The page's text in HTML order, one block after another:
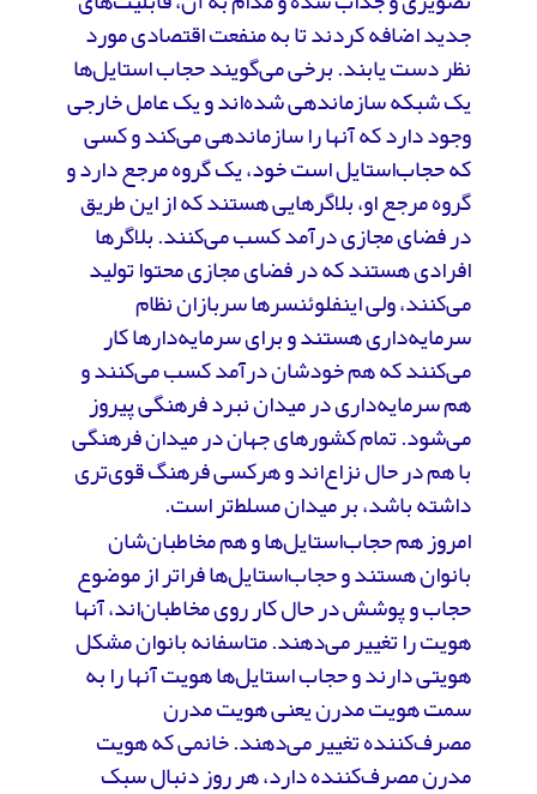
جدید اضافه کردند تا به منفعت اقتصادی مورد
نظر دست یابند. برخی می‌گویند حجاب استایل‌ها
یک شبکه سازماندهی شده‌اند و یک عامل خارجی
وجود دارد که آنها را سازماندهی می‌کند و کسی
که حجاب‌استایل است خود، یک گروه مرجع دارد و
گروه مرجع او، بلاگرهایی هستند که از این طریق
در فضای مجازی درآمد کسب می‌کنند. بلاگرها
افرادی هستند که در فضای مجازی محتوا تولید
می‌کنند، ولی اینفلوئنسرها سربازان نظام
سرمایه‌داری هستند و برای سرمایه‌دارها کار
می‌کنند که هم خودشان درآمد کسب می‌کنند و
هم سرمایه‌داری در میدان نبرد فرهنگی پیروز
می‌شود. تمام کشورهای جهان در میدان فرهنگی
با هم در حال نزاع‌اند و هرکسی فرهنگ قوی‌تری
داشته باشد، بر میدان مسلط‌تر است.
امروز هم حجاب‌استایل‌ها و هم مخاطبان‌شان
بانوان هستند و حجاب‌استایل‌ها فراتر از موضوع
حجاب و پوشش در حال کار روی مخاطبان‌اند، آنها
هویت را تغییر می‌دهند. متاسفانه بانوان مشکل
هویتی دارند و حجاب استایل‌ها هویت آنها را به
سمت هویت مدرن یعنی هویت مدرن
مصرف‌کننده تغییر می‌دهند. خانمی که هویت
مدرن مصرف‌کننده دارد، هر روز دنبال سبک